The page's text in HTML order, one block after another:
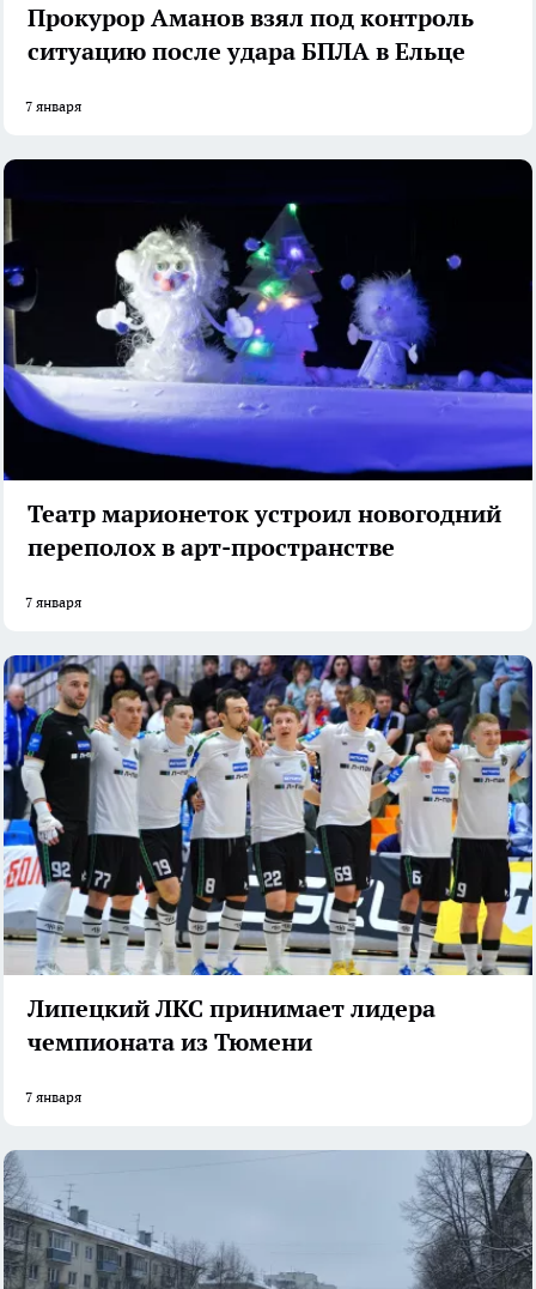
Прокурор Аманов взял под контроль
ситуацию после удара БПЛА в Ельце
7 января
Театр марионеток устроил новогодний
переполох в арт-пространстве
7 января
Липецкий ЛКС принимает лидера
чемпионата из Тюмени
7 января